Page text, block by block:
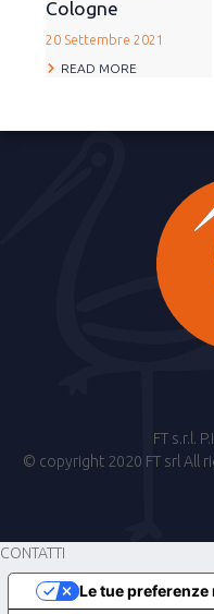
Cologne
20 Settembre 2021
READ MORE
FT s.r.l.
© copyright 2020 FT srl All
CONTATTI
Le tue